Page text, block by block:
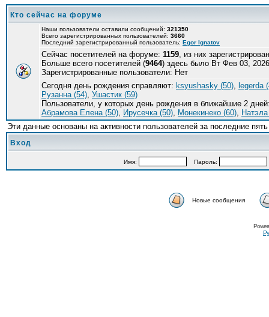
Кто сейчас на форуме
Наши пользователи оставили сообщений: 321350
Всего зарегистрированных пользователей: 3660
Последний зарегистрированный пользователь: Egor Ignatov
Сейчас посетителей на форуме: 1159, из них
Больше всего посетителей (9464) здесь было Вт Фев 03,
Зарегистрированные пользователи: Нет
Сегодня день рождения справляют: ksyushasky (50), legerda
Рузанна (54), Ушастик (59)
Пользователи, у которых день рождения в ближайшие 2
Абрамова Елена (50), Ирусечка (50), Монекинеко (60),
Эти данные основаны на активности пользователей за последние
Вход
Имя: Пароль:
Новые сообщения